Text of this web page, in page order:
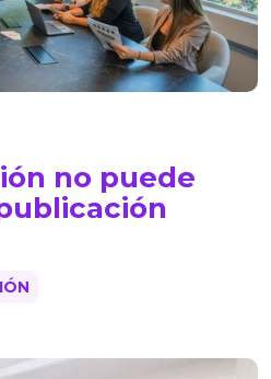
no puede